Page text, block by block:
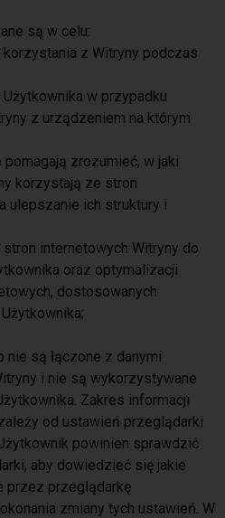
są w celu:
z Witryny podczas
w przypadku
z urządzeniem na którym
zrozumieć, w jaki
korzystają ze stron
ulepszanie ich struktury i
internetowych Witryny do
oraz optymalizacji
dostosowanych
są łączone z danymi
i nie są wykorzystywane
Zakres informacji
od ustawień przeglądarki
powinien sprawdzić
aby dowiedzieć się jakie
przez przeglądarkę
zmiany tych ustawień. W